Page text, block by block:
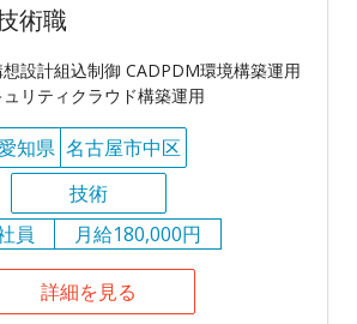
術職
設計組込制御 CADPDM環境構築運用
リティクラウド構築運用
知県 名古屋市中区
技術
員
月給180,000円
詳細を見る